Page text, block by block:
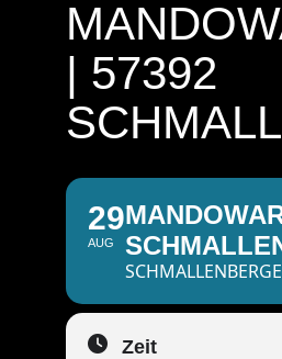
| 57392
29
AUG
Zeit